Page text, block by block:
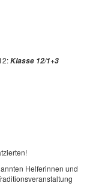
Klasse 12/1+3
Helferinnen und